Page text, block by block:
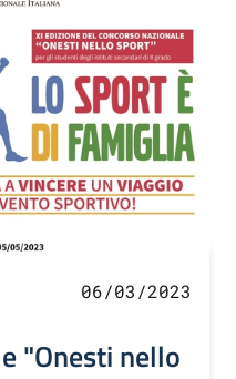
06/03/2023
"Onesti nello